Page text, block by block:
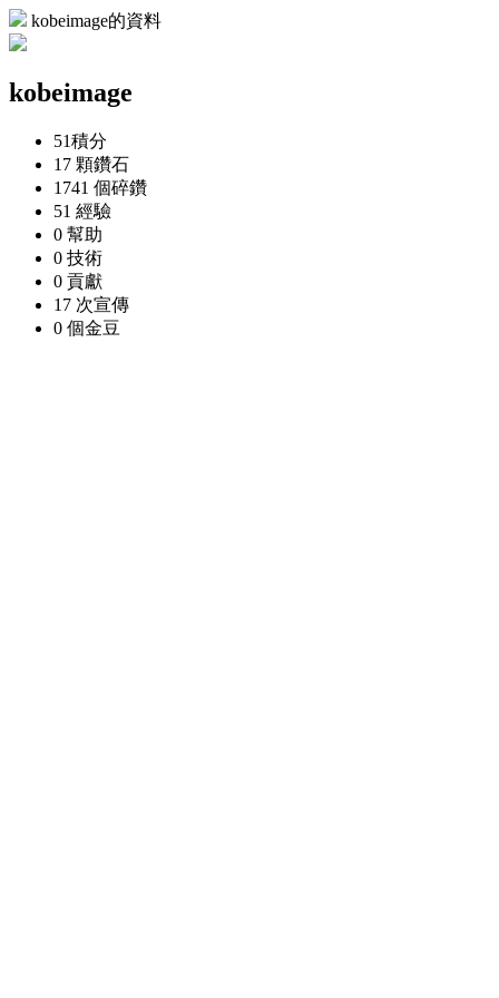
kobeimage的資料
kobeimage
51積分
17 顆鑽石
1741 個碎鑽
51 經驗
0 幫助
0 技術
0 貢獻
17 次宣傳
0 個金豆